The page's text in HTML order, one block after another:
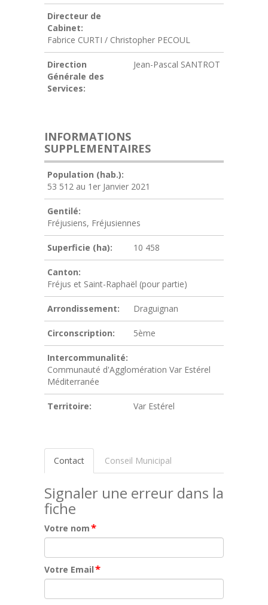
Directeur de
Cabinet:
Fabrice CURTI / Christopher PECOUL
Direction
Générale des
Services:
Jean-Pascal SANTROT
INFORMATIONS
SUPPLEMENTAIRES
Population (hab.):
53 512 au 1er Janvier 2021
Gentilé:
Fréjusiens, Fréjusiennes
Superficie (ha): 10 458
Canton:
Fréjus et Saint-Raphaël (pour partie)
Arrondissement: Draguignan
Circonscription: 5ème
Intercommunalité:
Communauté d'Agglomération Var Estérel
Méditerranée
Territoire: Var Estérel
Contact Conseil Municipal
Signaler une erreur dans la
fiche
Votre nom*
Votre Email*